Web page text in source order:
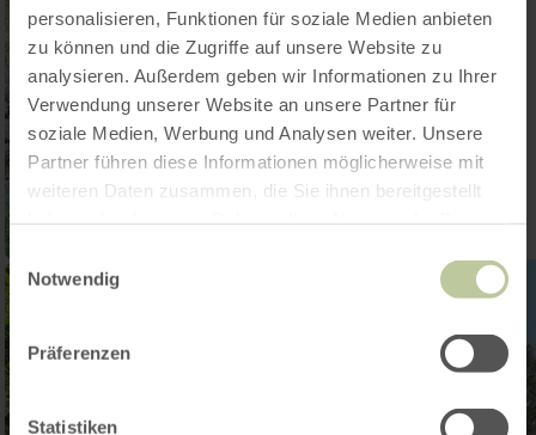
personalisieren, Funktionen für soziale Medien anbieten
zu können und die Zugriffe auf unsere Website zu
analysieren. Außerdem geben wir Informationen zu Ihrer
Verwendung unserer Website an unsere Partner für
soziale Medien, Werbung und Analysen weiter. Unsere
Partner führen diese Informationen möglicherweise mit
weiteren Daten zusammen, die Sie ihnen bereitgestellt
Einwilligungsauswahl
Notwendig
Präferenzen
Statistiken